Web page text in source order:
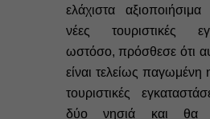
ελάχιστα
νέες τουριστικές
ωστόσο, πρόσθεσε ότι
είναι τελείως παγωμένη
τουριστικές
δύο νησιά και θα